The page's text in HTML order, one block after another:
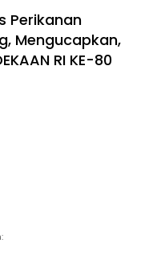
Perikanan
Mengucapkan,
RI KE-80